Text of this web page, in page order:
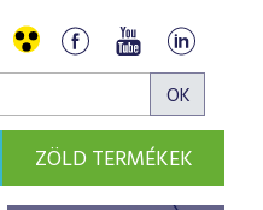
ZÖLD TERMÉKEK